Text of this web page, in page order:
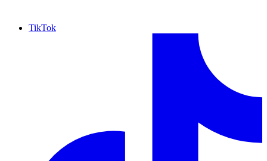
TikTok